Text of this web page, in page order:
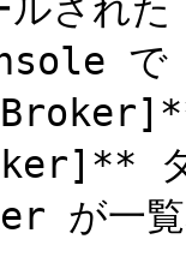
ルさ
タ
が一覧